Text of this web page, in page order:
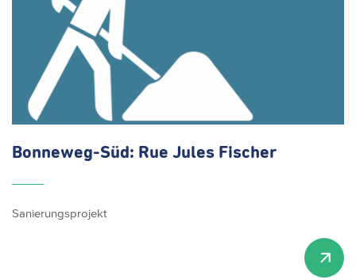
Bonneweg-Süd: Rue Jules Fischer
Sanierungsprojekt